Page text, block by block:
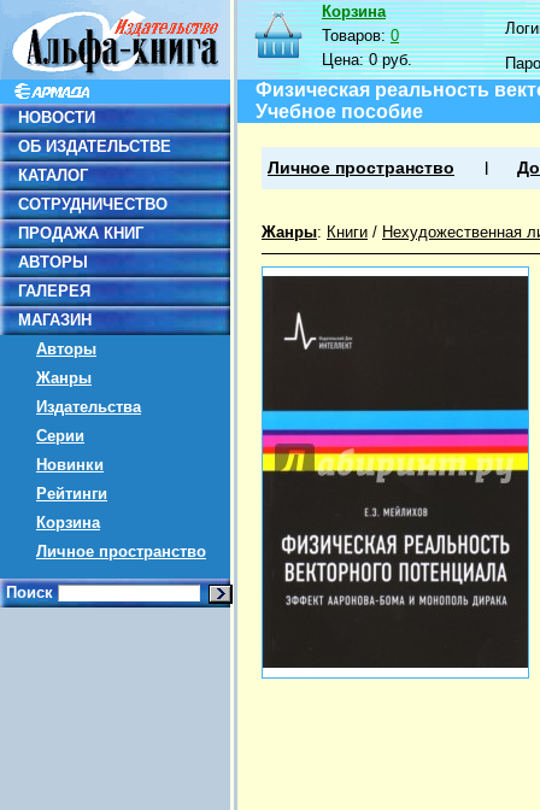
НОВОСТИ
ОБ ИЗДАТЕЛЬСТВЕ
КАТАЛОГ
СОТРУДНИЧЕСТВО
ПРОДАЖА КНИГ
АВТОРЫ
ГАЛЕРЕЯ
МАГАЗИН
Авторы
Жанры
Издательства
Серии
Новинки
Рейтинги
Корзина
Личное пространство
Поиск
Корзина
Товаров:0
Цена:0 руб.
Физическая реальность
Учебное пособие
Личное пространство
Жанры: Книги / Нехудожественная